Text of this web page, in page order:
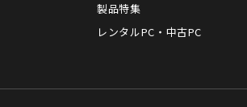
製品特集
レンタルPC・中古PC